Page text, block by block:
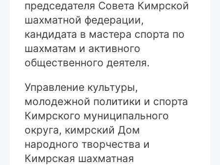
председателя Совета Кимрской
шахматной федерации,
кандидата в мастера спорта по
шахматам и активного
общественного деятеля.
Управление культуры,
молодежной политики и спорта
Кимрского муниципального
округа, кимрский Дом
народного творчества и
Кимрская шахматная